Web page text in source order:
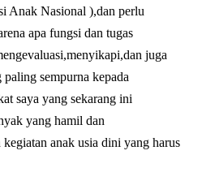
Nasional ),dan perlu
apa fungsi dan tugas
juga
sempurna kepada
saya yang sekarang ini
yang hamil dan
anak usia dini yang harus